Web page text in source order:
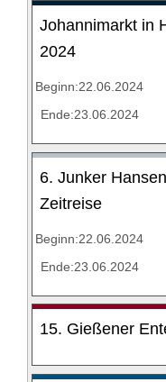
Johannimarkt in
2024
Beginn:22.06.2024
Ende:23.06.2024
6. Junker
Zeitreise
Beginn:22.06.2024
Ende:23.06.2024
15. Gießener